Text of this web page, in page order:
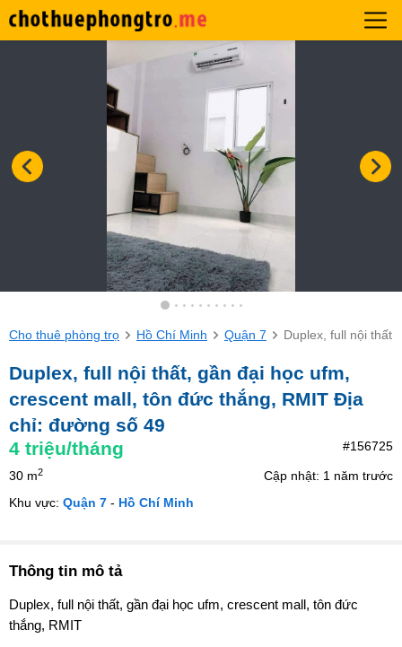
Cho thuê phòng trọ Hồ Chí Minh Quận 7 Duplex, full nội
Duplex, full nội thất, gần đại học ufm,
crescent mall, tôn đức thắng, RMIT Địa
chỉ: đường số 49
4 triệu/tháng #156725
30 m2
Cập nhật: 1 năm trước
Khu vực: Quận 7 - Hồ Chí Minh
Thông tin mô tả
Duplex, full nội thất, gần đại học ufm, crescent mall, tôn đức
thắng, RMIT